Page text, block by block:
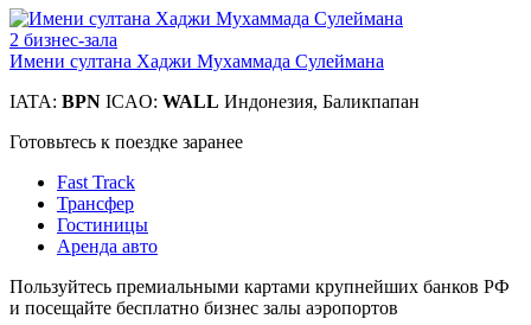
2 бизнес-зала
Имени султана Хаджи Мухаммада Сулеймана
IATA: BPN ICAO: WALL Индонезия, Баликпапан
Готовьтесь к поездке заранее
Fast Track
Трансфер
Гостиницы
Аренда авто
Пользуйтесь премиальными картами крупнейших банков РФ
и посещайте бесплатно бизнес залы аэропортов